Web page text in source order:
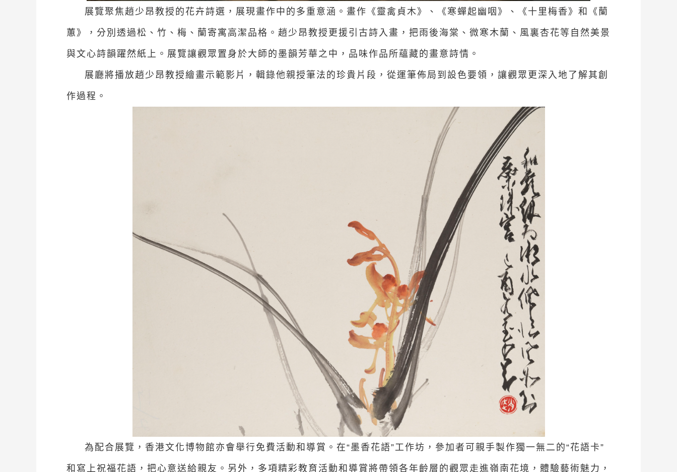
展覽聚焦趙少昂教授的花卉詩選，展現畫作中的多重意涵。畫作《靈禽貞木》、《寒蟬起幽咽》、《十里梅香》和《蘭
蕙》，分別透過松、竹、梅、蘭寄寓高潔品格。趙少昂教授更援引古詩入畫，把雨後海棠、微寒木蘭、風裏杏花等自然美景
與文心詩韻躍然紙上。展覽讓觀眾置身於大師的墨韻芳華之中，品味作品所蘊藏的畫意詩情。
展廳將播放趙少昂教授繪畫示範影片，輯錄他親授筆法的珍貴片段，從運筆佈局到設色要領，讓觀眾更深入地了解其創
作過程。
為配合展覽，香港文化博物館亦會舉行免費活動和導賞。在“墨香花語”工作坊，參加者可親手製作獨一無二的“花語卡”
和寫上祝福花語，把心意送給親友。另外，多項精彩教育活動和導賞將帶領各年齡層的觀眾走進嶺南花境，體驗藝術魅力，